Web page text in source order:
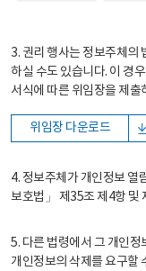
3. 권리 행사는 정보주체의
하실 수도 있습니다. 이 경
서식에 따른 위임장을 제출
위임장 다운로드
4. 정보주체가 개인정보 열
보호법」 제35조 제4항 및
5. 다른 법령에서 그 개인
개인정보의 삭제를 요구할